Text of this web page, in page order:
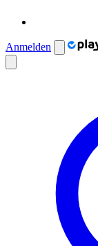
Anmelden